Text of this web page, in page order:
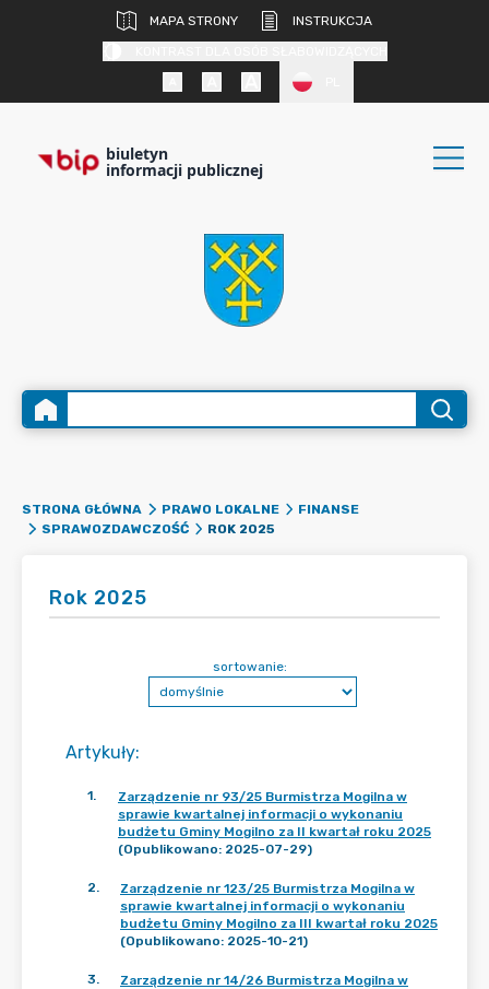
MAPA STRONY
INSTRUKCJA
biuletyn
informacji publicznej
STRONA GŁÓWNA PRAWO LOKALNE
FINANSE
SPRAWOZDAWCZOŚĆ
ROK 2025
Rok 2025
Artykuły:
sortowanie:
1.
Zarządzenie nr 93/25 Burmistrza Mogilna w
sprawie kwartalnej informacji o wykonaniu
budżetu Gminy Mogilno za II kwartał roku 2025
(Opublikowano: 2025-07-29)
2.
Zarządzenie nr 123/25 Burmistrza Mogilna w
sprawie kwartalnej informacji o wykonaniu
budżetu Gminy Mogilno za III kwartał roku 2025
(Opublikowano: 2025-10-21)
3.
Zarządzenie nr 14/26 Burmistrza Mogilna w